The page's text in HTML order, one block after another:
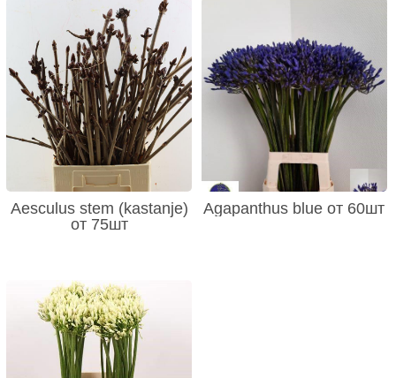
Aesculus stem (kastanje)
от 75шт
Agapanthus blue от 60шт